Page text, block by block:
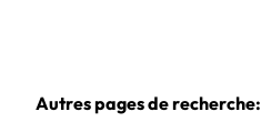
Autres pages de recherche: